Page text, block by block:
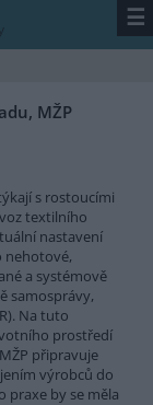
☰
MŽP
s rostoucími
textilního
nastavení
nehotové,
a systémově
samosprávy,
Na tuto
prostředí
připravuje
výrobců do
praxe by se měla